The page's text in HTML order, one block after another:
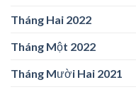
Tháng Hai 2022
Tháng Một 2022
Tháng Mười Hai 2021